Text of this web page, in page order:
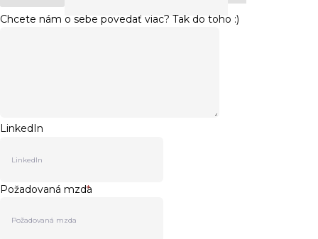
Chcete nám o sebe povedať viac? Tak do toho :)
LinkedIn
Požadovaná mzda
*